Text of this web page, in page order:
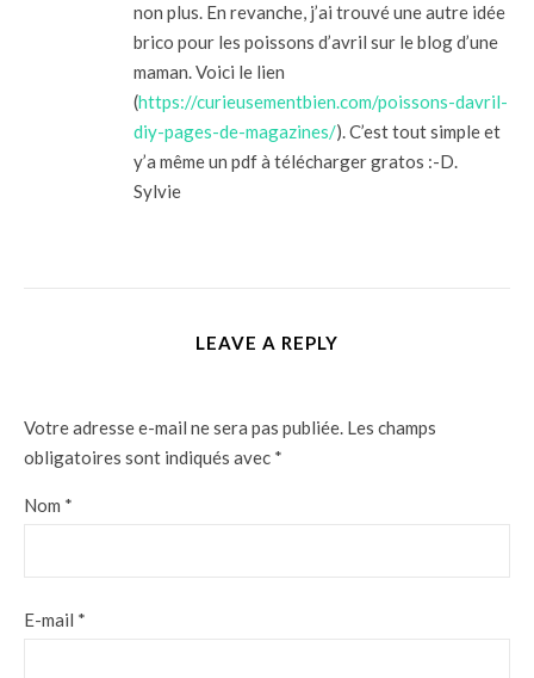
non plus. En revanche, j’ai trouvé une autre idée
brico pour les poissons d’avril sur le blog d’une
maman. Voici le lien
(https://curieusementbien.com/poissons-davril-
diy-pages-de-magazines/). C’est tout simple et
y’a même un pdf à télécharger gratos :-D.
Sylvie
LEAVE A REPLY
Votre adresse e-mail ne sera pas publiée. Les champs
obligatoires sont indiqués avec *
Nom *
E-mail *